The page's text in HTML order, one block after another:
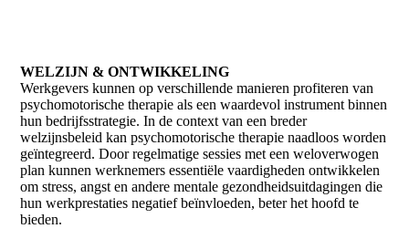
WELZIJN & ONTWIKKELING
Werkgevers kunnen op verschillende manieren profiteren van
psychomotorische therapie als een waardevol instrument binnen
hun bedrijfsstrategie. In de context van een breder
welzijnsbeleid kan psychomotorische therapie naadloos worden
geïntegreerd. Door regelmatige sessies met een weloverwogen
plan kunnen werknemers essentiële vaardigheden ontwikkelen
om stress, angst en andere mentale gezondheidsuitdagingen die
hun werkprestaties negatief beïnvloeden, beter het hoofd te
bieden.